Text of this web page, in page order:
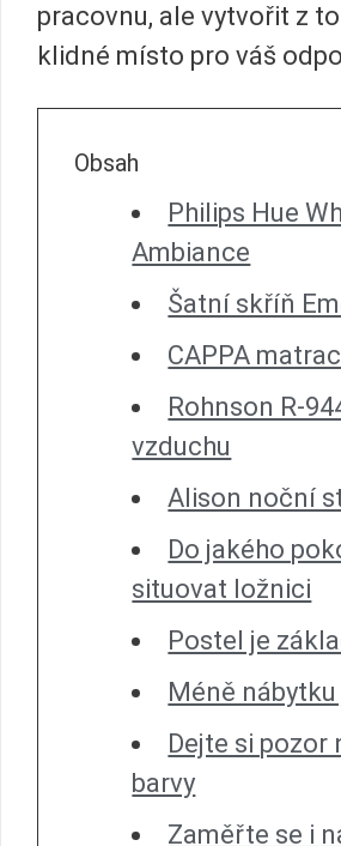
pracovnu, ale vytvořit z
klidné místo pro váš
Obsah
Philips Hue
Ambiance
Šatní skříň
CAPPA
Rohnson R-
vzduchu
Alison noční
Do jakého
situovat ložnici
Postel je
Méně
Dejte si pozor
barvy
Zaměřte se i